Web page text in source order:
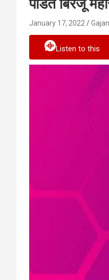
पंडित बिरजू
January 17, 2022
Listen to this